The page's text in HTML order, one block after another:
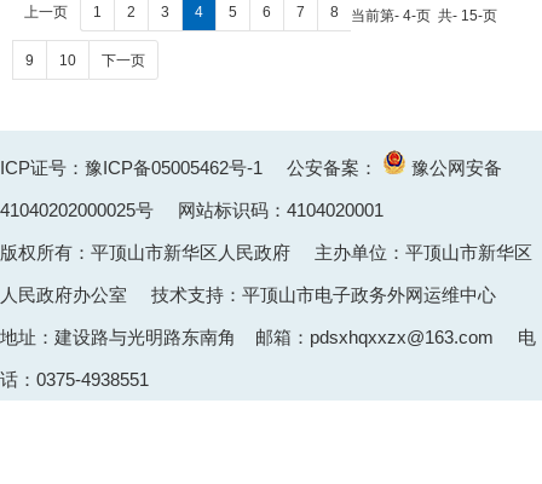
当前第- 4-页 共- 15-页
上一页 1 2 3 4 5 6 7 8
9 10 下一页
ICP证号：豫ICP备05005462号-1 公安备案： 豫公网安备
41040202000025号 网站标识码：4104020001
版权所有：平顶山市新华区人民政府 主办单位：平顶山市新华区
人民政府办公室 技术支持：平顶山市电子政务外网运维中心
地址：建设路与光明路东南角 邮箱：pdsxhqxxzx@163.com 电
话：0375-4938551